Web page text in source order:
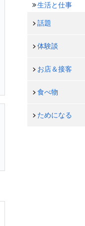
生活と仕事
話題
体験談
お店＆接客
食べ物
ためになる